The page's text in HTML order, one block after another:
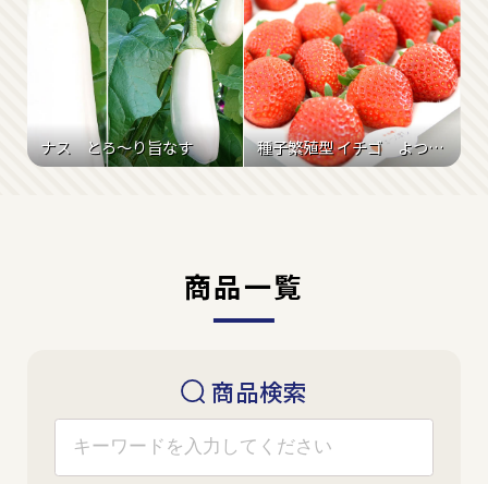
ナス とろ～り旨なす 種子繁殖型 イチゴ よつぼし
商品一覧
商品検索